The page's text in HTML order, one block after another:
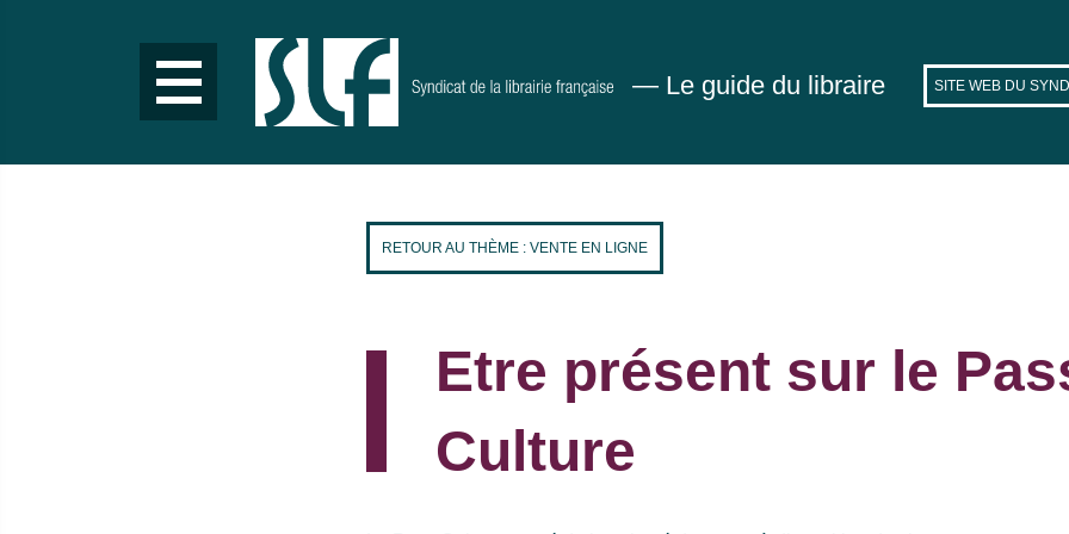
— Le guide du libraire SITE WEB DU
RETOUR AU THÈME : VENTE EN LIGNE
Etre présent sur le
Culture